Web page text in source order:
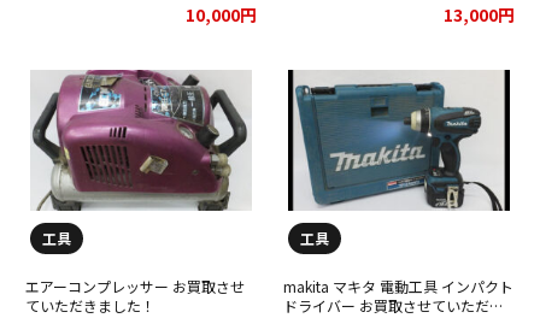
10,000円 13,000円
工具
エアーコンプレッサー お買取させ
ていただきました！
工具
makita マキタ 電動工具 インパクト
ドライバー お買取させていただき